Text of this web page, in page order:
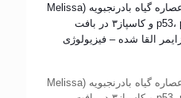
تاثیر تمرینات هوازی و مصرف عصاره گیاه بادرنجبویه (Melissa
Officinalis) بر بیان ژن‌های p53، p21 و کاسپاز۳ در بافت
القا شده – فیزیولوژی
تاثیر تمرینات هوازی و مصرف عصاره گیاه بادرنجبویه (Melissa